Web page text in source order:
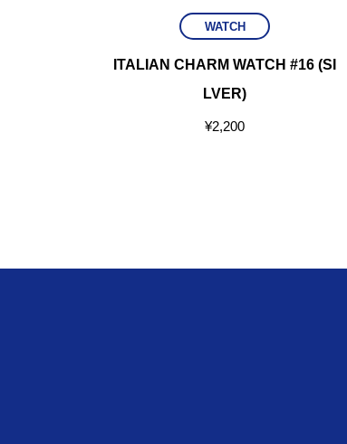
WATCH
ITALIAN CHARM WATCH #16 (SI
LVER)
¥2,200